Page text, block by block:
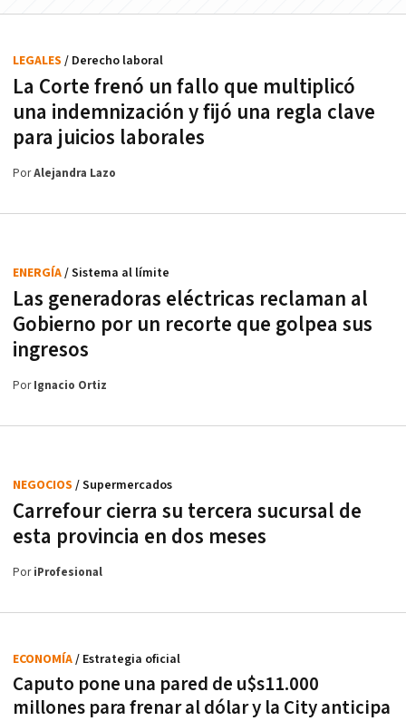
La Corte frenó un fallo que multiplicó
una indemnización y fijó una regla clave
para juicios laborales
LEGALES / Derecho laboral
PorAlejandra Lazo
Las generadoras eléctricas reclaman al
Gobierno por un recorte que golpea sus
ingresos
ENERGÍA/ Sistema al límite
PorIgnacio Ortiz
Carrefour cierra su tercera sucursal de
esta provincia en dos meses
NEGOCIOS / Supermercados
PoriProfesional
Caputo pone una pared de u$s11.000
millones para frenar al dólar y la City anticipa
ECONOMÍA/ Estrategia oficial